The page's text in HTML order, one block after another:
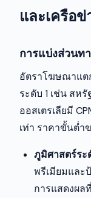
และเครือข่
การแบ่งส่วนท
อัตราโฆษณาแต
ระดับ 1 เช่น สห
ออสเตรเลียมี
เท่า ราคาขั้นต่
ภูมิศาสตร์ระ
พรีเมียมและ
การแสดงผ